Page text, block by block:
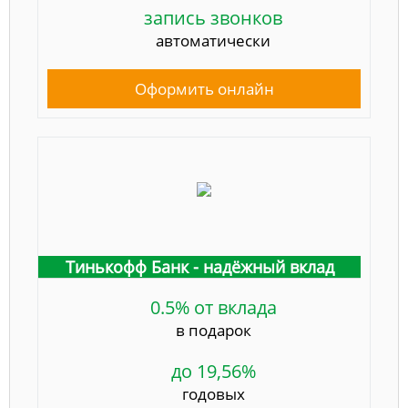
запись звонков
автоматически
Оформить онлайн
Тинькофф Банк - надёжный вклад
0.5% от вклада
в подарок
до 19,56%
годовых